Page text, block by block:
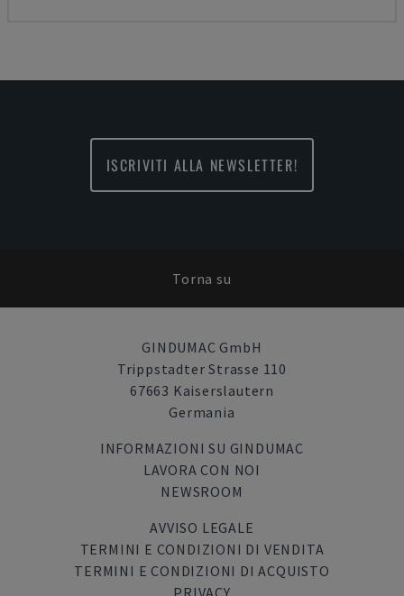
ISCRIVITI ALLA NEWSLETTER!
Torna su
GINDUMAC GmbH
Trippstadter Strasse 110
67663 Kaiserslautern
Germania
INFORMAZIONI SU GINDUMAC
LAVORA CON NOI
NEWSROOM
AVVISO LEGALE
TERMINI E CONDIZIONI DI VENDITA
TERMINI E CONDIZIONI DI ACQUISTO
PRIVACY